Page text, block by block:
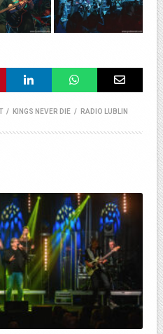
/ KINGS NEVER DIE / RADIO LUBLIN